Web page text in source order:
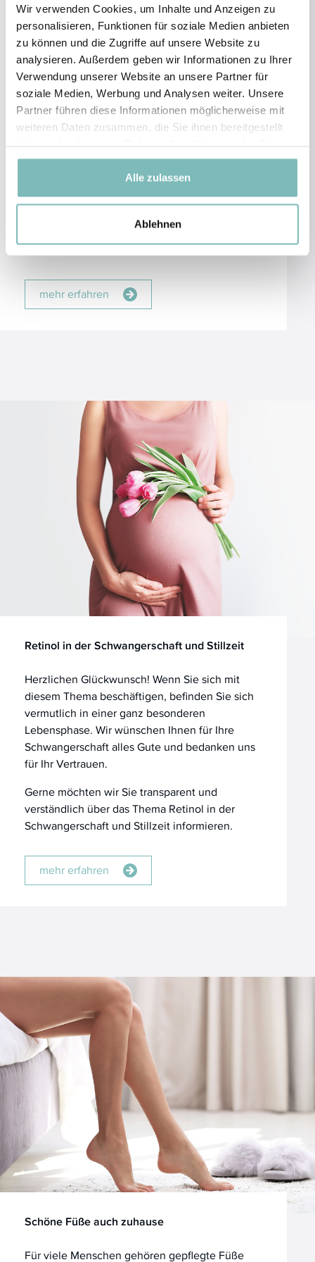
Wir verwenden Cookies, um Inhalte und Anzeigen zu
personalisieren, Funktionen für soziale Medien anbieten
zu können und die Zugriffe auf unsere Website zu
analysieren. Außerdem geben wir Informationen zu Ihrer
Verwendung unserer Website an unsere Partner für
soziale Medien, Werbung und Analysen weiter. Unsere
Partner führen diese Informationen möglicherweise mit
weiteren Daten zusammen, die Sie ihnen bereitgestellt
gesammelt haben.
Alle zulassen
Ablehnen
präziser, kontrollierter und gleichmäßiger
auftragen.
Sie helfen dabei, Produkte nahtlos zu
verblenden und sorgen so für ein glattes und
natürliches Aussehen.
Taklon-Haare sind eine hervorragende Wahl für
Taklon ist eine gebräuchliche Bezeichnung für
Haare aus innovativen Kunststoffen. Sie bilden
eine perfekte, vegane Alternative zu
Tierhaaren.
mehr erfahren
Retinol in der Schwangerschaft und Stillzeit
Herzlichen Glückwunsch! Wenn Sie sich mit
diesem Thema beschäftigen, befinden Sie sich
vermutlich in einer ganz besonderen
Lebensphase. Wir wünschen Ihnen für Ihre
Schwangerschaft alles Gute und bedanken uns
für Ihr Vertrauen.
Gerne möchten wir Sie transparent und
verständlich über das Thema Retinol in der
Schwangerschaft und Stillzeit informieren.
mehr erfahren
Schöne Füße auch zuhause
Für viele Menschen gehören gepflegte Füße